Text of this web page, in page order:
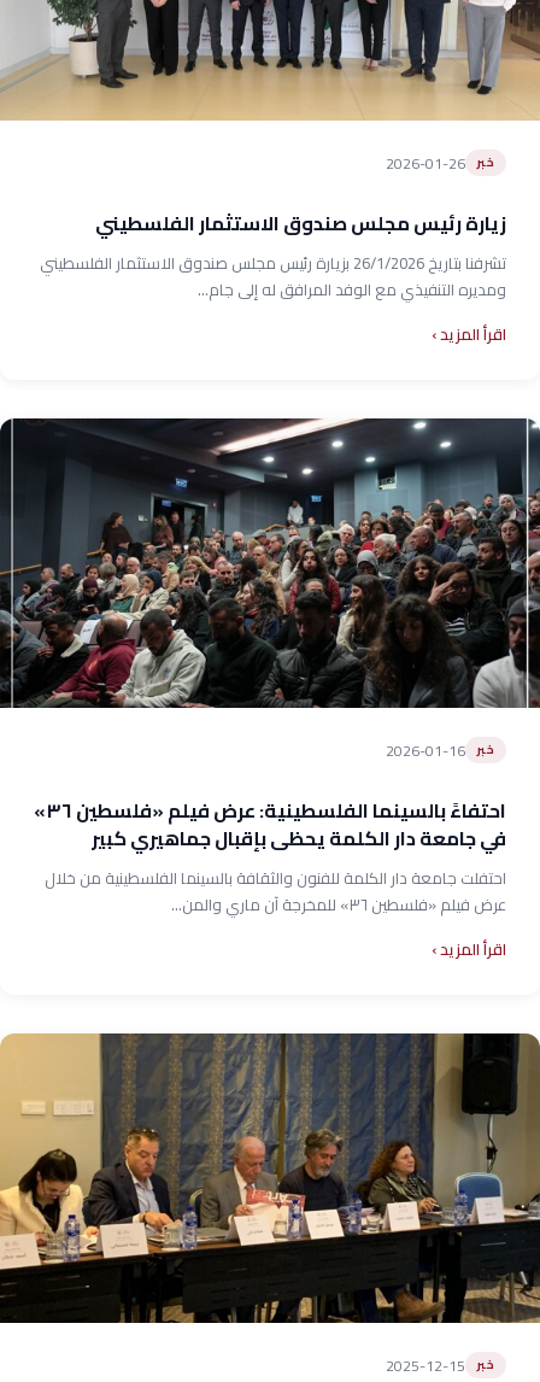
خبر 2026-01-26
زيارة رئيس مجلس صندوق الاستثمار الفلسطيني
تشرفنا بتاريخ 26/1/2026 بزيارة رئيس مجلس صندوق الاستثمار الفلسطيني
ومديره التنفيذي مع الوفد المرافق له إلى جام...
اقرأ المزيد
خبر 2026-01-16
احتفاءً بالسينما الفلسطينية: عرض فيلم «فلسطين ٣٦»
في جامعة دار الكلمة يحظى بإقبال جماهيري كبير
احتفلت جامعة دار الكلمة للفنون والثقافة بالسينما الفلسطينية من خلال
عرض فيلم «فلسطين ٣٦» للمخرجة آن ماري والمن...
اقرأ المزيد
خبر 2025-12-15